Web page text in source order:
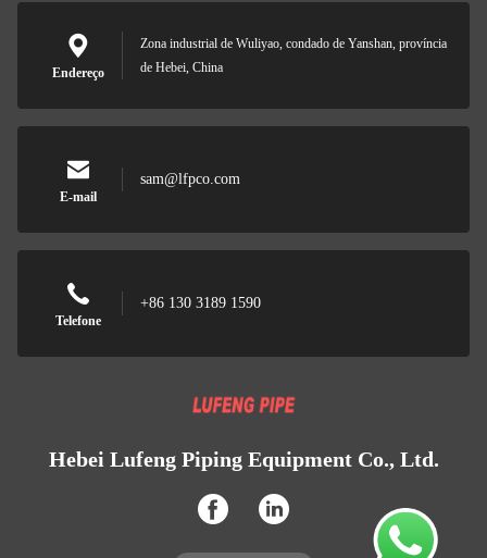
Endereço
Zona industrial de Wuliyao, condado de Yanshan, província
de Hebei, China
E-mail
sam@lfpco.com
Telefone
+86 130 3189 1590
Hebei Lufeng Piping Equipment Co., Ltd.